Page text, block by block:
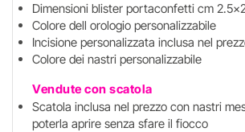
Dimensioni blister portaconfetti cm
Colore dell orologio personalizzabile
Incisione personalizzata inclusa nel
Colore dei nastri personalizzabile
Vendute con scatola
Scatola inclusa nel prezzo con nastri
poterla aprire senza sfare il fiocco